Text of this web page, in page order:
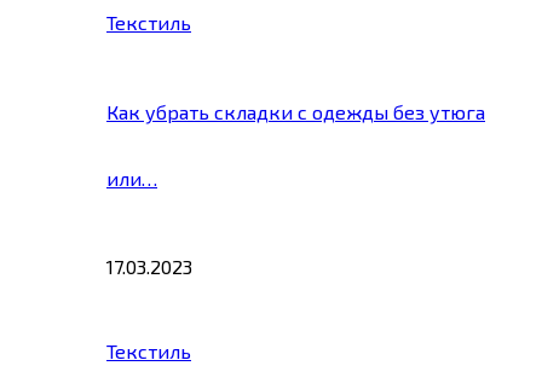
Текстиль
Как убрать складки с одежды без утюга
или…
17.03.2023
Текстиль